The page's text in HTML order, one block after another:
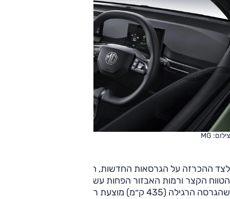
צילום: MG
לצד ההכרזה על הגרסאות החדשות, היבואנית הודיעה כי גרסת
הטווח הקצר ורמות האבזור הפחות עשירות אינן מוצעות יותר, כך
שהגרסה הרגילה (435 ק״מ) מוצעת רק ב'לקשרי'. אנשי